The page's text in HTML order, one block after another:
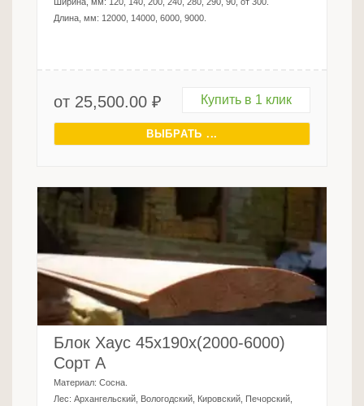
Ширина, мм: 120, 140, 200, 240, 280, 290, 90, от 300.
Длина, мм: 12000, 14000, 6000, 9000.
от 25,500.00 ₽ Купить в 1 клик
ВЫБРАТЬ ...
Блок Хаус 45х190х(2000-6000)
Сорт А
Материал: Сосна.
Лес: Архангельский, Вологодский, Кировский, Печорский,